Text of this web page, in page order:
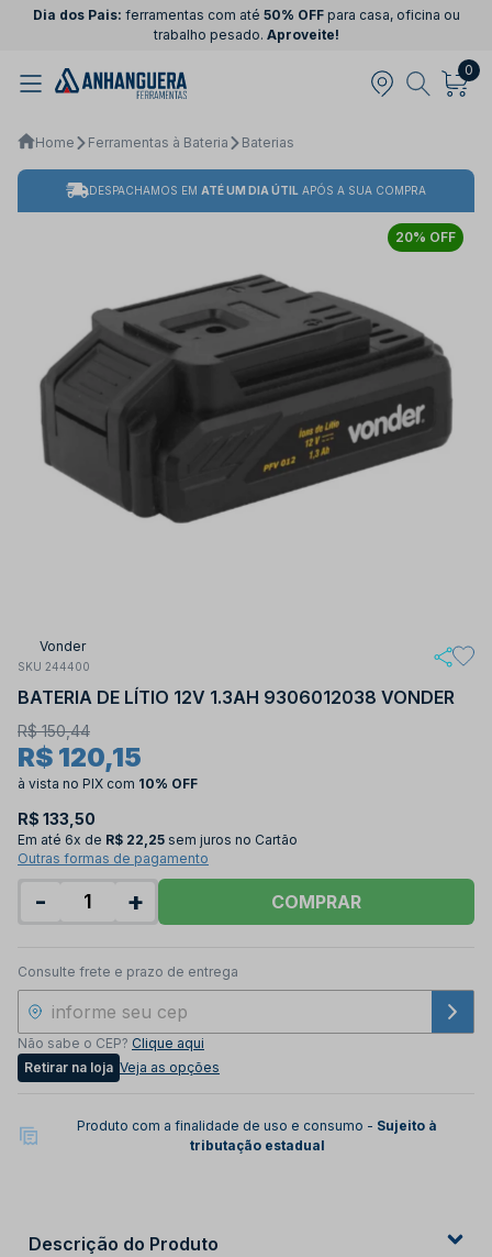
Dia dos Pais: ferramentas com até 50% OFFpara casa, oficina ou
trabalho pesado. Aproveite!
0
Home Ferramentas à Bateria Baterias
DESPACHAMOS EM ATÉ UM DIA ÚTIL APÓS A SUA COMPRA
20% OFF
Vonder
SKU 244400
BATERIA DE LÍTIO 12V 1.3AH 9306012038 VONDER
R$ 150,44
R$ 120,15
à vista no PIX com 10% OFF
R$ 133,50
Em até 6x de R$ 22,25 sem juros no Cartão
Outras formas de pagamento
- + COMPRAR
Consulte frete e prazo de entrega
Não sabe o CEP? Clique aqui
Retirar na loja Veja as opções
Produto com a finalidade de uso e consumo - Sujeito à
tributação estadual
Descrição do Produto